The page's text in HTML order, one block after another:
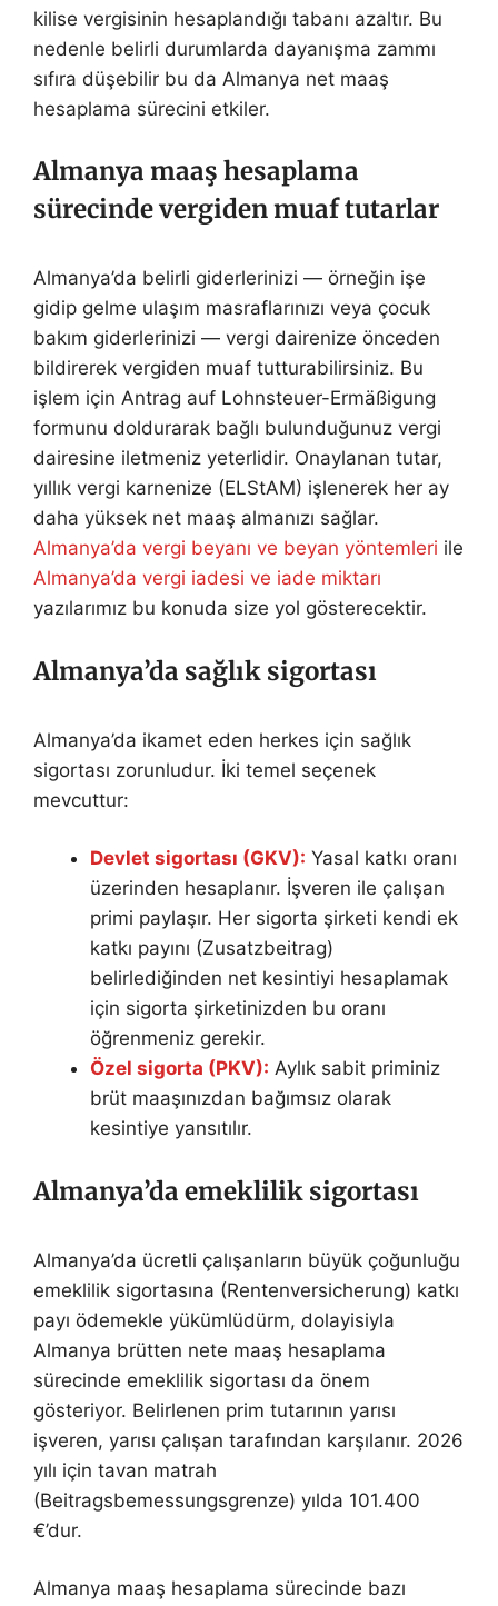
kilise vergisinin hesaplandığı tabanı azaltır. Bu
nedenle belirli durumlarda dayanışma zammı
sıfıra düşebilir bu da Almanya net maaş
hesaplama sürecini etkiler.
Almanya maaş hesaplama
sürecindevergiden muaf tutarlar
Almanya’da belirli giderlerinizi — örneğin işe
gidip gelme ulaşım masraflarınızı veya çocuk
bakım giderlerinizi — vergi dairenize önceden
bildirerek vergiden muaf tutturabilirsiniz. Bu
işlem için Antrag auf Lohnsteuer-Ermäßigung
formunu doldurarak bağlı bulunduğunuz vergi
dairesine iletmeniz yeterlidir. Onaylanan tutar,
yıllık vergi karnenize (ELStAM) işlenerek her ay
daha yüksek net maaş almanızı sağlar.
Almanya’da vergi beyanı ve beyan yöntemleri ile
Almanya’da vergi iadesi ve iade miktarı
yazılarımız bu konuda size yol gösterecektir.
Almanya’da sağlık sigortası
Almanya’da ikamet eden herkes için sağlık
sigortası zorunludur. İki temel seçenek
mevcuttur:
Devlet sigortası (GKV): Yasal katkı oranı
üzerinden hesaplanır. İşveren ile çalışan
primi paylaşır. Her sigorta şirketi kendi ek
katkı payını (Zusatzbeitrag)
belirlediğinden net kesintiyi hesaplamak
için sigorta şirketinizden bu oranı
öğrenmeniz gerekir.
Özel sigorta (PKV): Aylık sabit priminiz
brüt maaşınızdan bağımsız olarak
kesintiye yansıtılır.
Almanya’da emeklilik sigortası
Almanya’da ücretli çalışanların büyük çoğunluğu
emeklilik sigortasına (Rentenversicherung) katkı
payı ödemekle yükümlüdürm, dolayisiyla
Almanya brütten nete maaş hesaplama
sürecinde emeklilik sigortası da önem
gösteriyor. Belirlenen prim tutarının yarısı
işveren, yarısı çalışan tarafından karşılanır. 2026
yılı için tavan matrah
(Beitragsbemessungsgrenze) yılda 101.400
€’dur.
Almanya maaş hesaplama sürecinde bazı